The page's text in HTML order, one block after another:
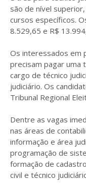
são de nível
cursos específicos.
8.529,65 e R$
Os interessados em
precisam pagar uma
cargo de técnico
judiciário. Os
Tribunal Regional
Dentre as vagas
nas áreas de
informação e área
programação de
formação de
civil e técnico